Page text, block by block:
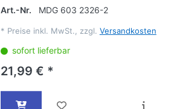
Art.-Nr.
MDG 603 2326-2
* Preise inkl. MwSt., zzgl. Versandkosten
sofort lieferbar
21,99 € *